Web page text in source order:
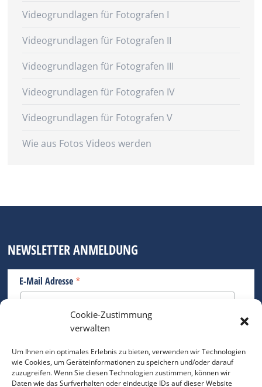
Cookie-Zustimmung
verwalten
Um Ihnen ein optimales Erlebnis zu bieten, verwenden wir Technologien
wie Cookies, um Geräteinformationen zu speichern und/oder darauf
zuzugreifen. Wenn Sie diesen Technologien zustimmen, können wir
Daten wie das Surfverhalten oder eindeutige IDs auf dieser Website
Videogrundlagen für Fotografen I
Videogrundlagen für Fotografen II
Videogrundlagen für Fotografen III
Videogrundlagen für Fotografen IV
Videogrundlagen für Fotografen V
Wie aus Fotos Videos werden
NEWSLETTER ANMELDUNG
E-Mail Adresse *
Bitte geben Sie Ihre E-Mail Adresse ein.
*